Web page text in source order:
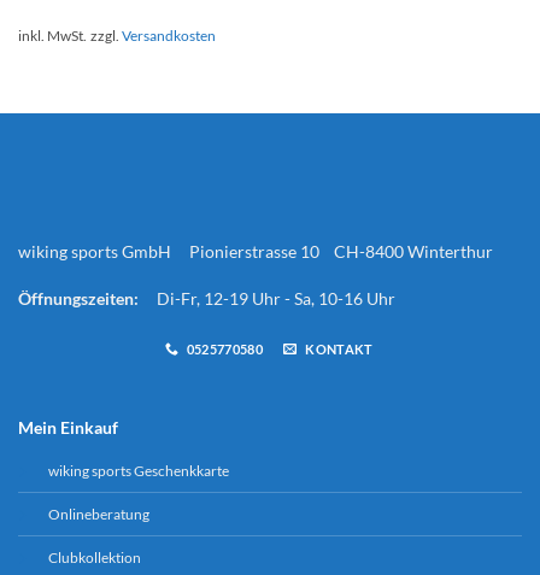
inkl. MwSt. zzgl. Versandkosten
wiking sports GmbH Pionierstrasse 10 CH-8400 Winterthur
Öffnungszeiten: Di-Fr, 12-19 Uhr - Sa, 10-16 Uhr
0525770580 KONTAKT
Mein Einkauf
wiking sports Geschenkkarte
Onlineberatung
Clubkollektion